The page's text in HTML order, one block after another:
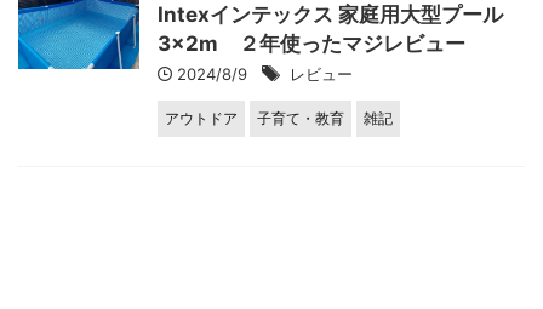
Intexインテックス 家庭用大型プール
3×2m ２年使ったマジレビュー
2024/8/9 レビュー
アウトドア 子育て・教育 雑記